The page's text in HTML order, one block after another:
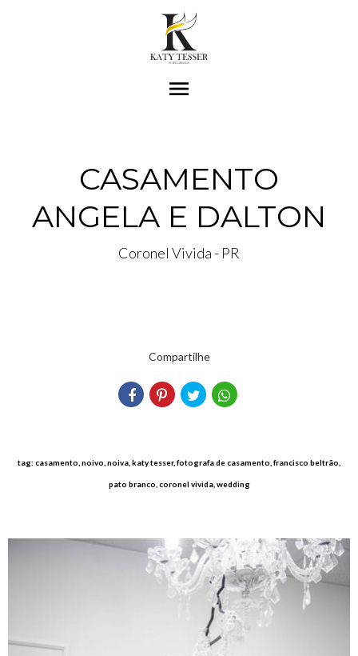
menu
CASAMENTO
ANGELA E DALTON
Coronel Vivida - PR
Compartilhe
tag: casamento, noivo, noiva, katy tesser, fotografa de casamento, francisco beltrão,
pato branco, coronel vivida, wedding